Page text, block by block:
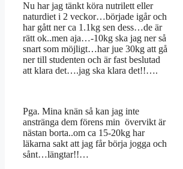
Nu har jag tänkt köra nutrilett eller
naturdiet i 2 veckor…började igår och
har gått ner ca 1.1kg sen dess…de är
rätt ok..men aja…-10kg ska jag ner så
snart som möjligt…har jue 30kg att gå
ner till studenten och är fast beslutad
att klara det….jag ska klara det!!….
Pga. Mina knän så kan jag inte
anstränga dem förens min övervikt är
nästan borta..om ca 15-20kg har
läkarna sakt att jag får börja jogga och
sånt…längtar!!…